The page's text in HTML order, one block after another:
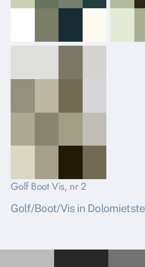
Golf Boot Vis, nr 2
Golf/Boot/Vis in